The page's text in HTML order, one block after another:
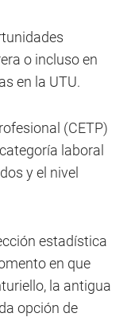
o incluso en
en la UTU.
(CETP)
laboral
y el nivel
estadística
en que
la antigua
opción de